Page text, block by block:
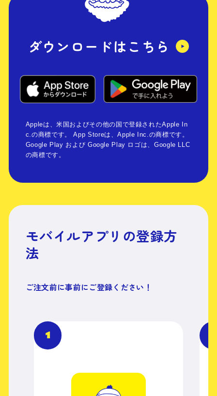
ダウンロードはこちら
Appleは、米国およびその他の国で登録されたApple In
c.の商標です。 App Storeは、Apple Inc.の商標です。
Google Play および Google Play ロゴは、Google LLC
の商標です。
モバイルアプリの登録方
法
ご注文前に事前にご登録ください！
1